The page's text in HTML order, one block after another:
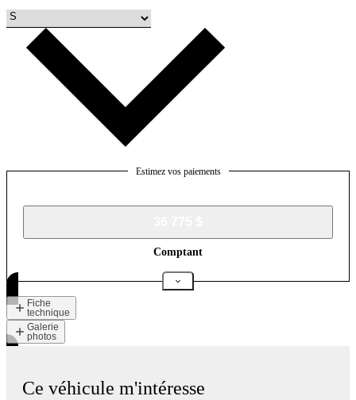
Estimez vos paiements
Comptant
Fiche
technique
Galerie
photos
Ce véhicule m'intéresse